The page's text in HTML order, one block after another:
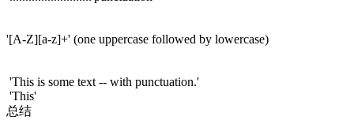
'[A-Z][a-z]+' (one uppercase followed by lowercase)
'This is some text -- with punctuation.'
'This'
总结